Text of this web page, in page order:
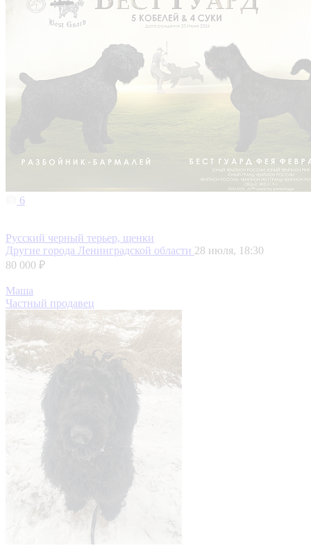
6
Русский черный терьер, щенки
Другие города Ленинградской области 28 июля, 18:30
80 000 ₽
Маша
Частный продавец